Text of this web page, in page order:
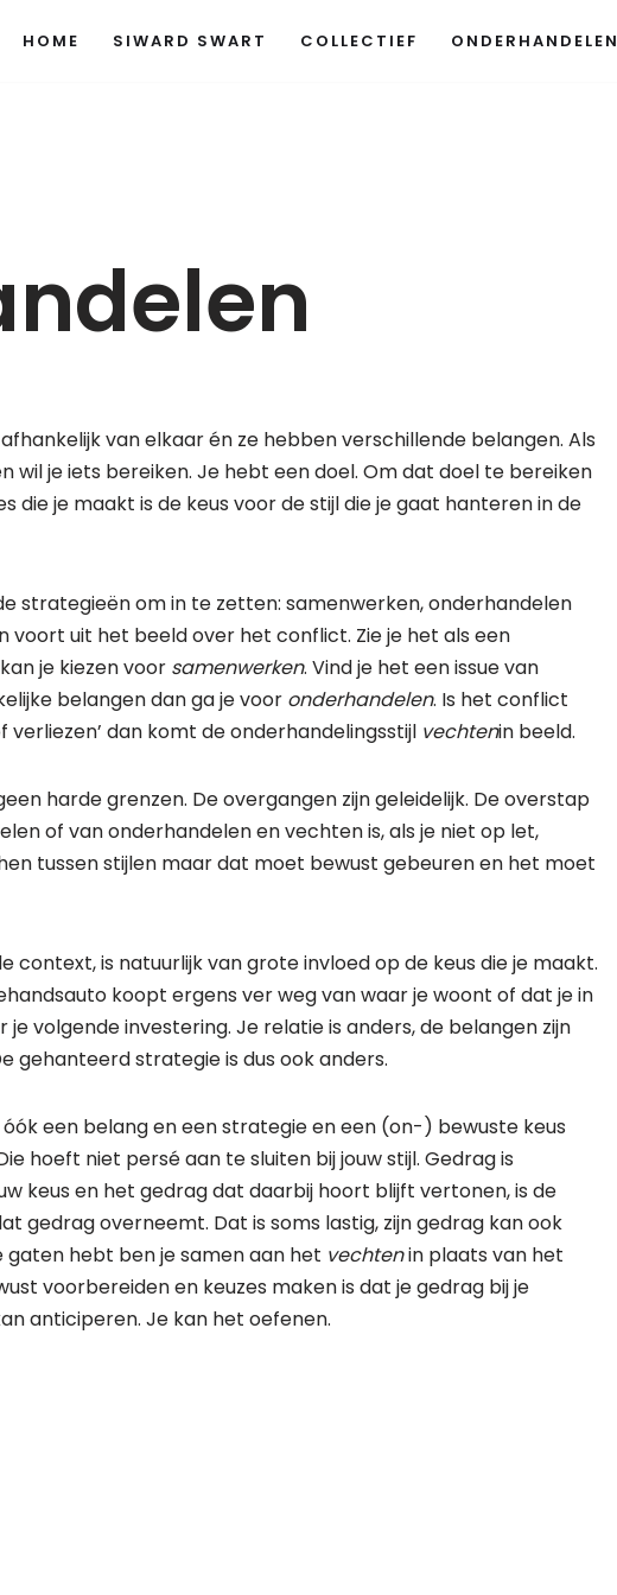
HOME SIWARD SWART COLLECTIEF ONDERHANDELEN
van elkaar én ze hebben verschillende belangen. Als
wil je iets bereiken. Je hebt een doel. Om dat doel te bereiken
die je maakt is de keus voor de stijl die je gaat hanteren in de
strategieën om in te zetten: samenwerken, onderhandelen
voort uit het beeld over het conflict. Zie je het als een
je kiezen voor samenwerken. Vind je het een issue van
belangen dan ga je voor onderhandelen. Is het conflict
verliezen’ dan komt de onderhandelingsstijl vechtenin beeld.
harde grenzen. De overgangen zijn geleidelijk. De overstap
of van onderhandelen en vechten is, als je niet op let,
tussen stijlen maar dat moet bewust gebeuren en het moet
context, is natuurlijk van grote invloed op de keus die je maakt.
koopt ergens ver weg van waar je woont of dat je in
volgende investering. Je relatie is anders, de belangen zijn
gehanteerd strategie is dus ook anders.
een belang en een strategie en een (on-) bewuste keus
hoeft niet persé aan te sluiten bij jouw stijl. Gedrag is
keus en het gedrag dat daarbij hoort blijft vertonen, is de
gedrag overneemt. Dat is soms lastig, zijn gedrag kan ook
gaten hebt ben je samen aan het vechtenin plaats van het
voorbereiden en keuzes maken is dat je gedrag bij je
anticiperen. Je kan het oefenen.